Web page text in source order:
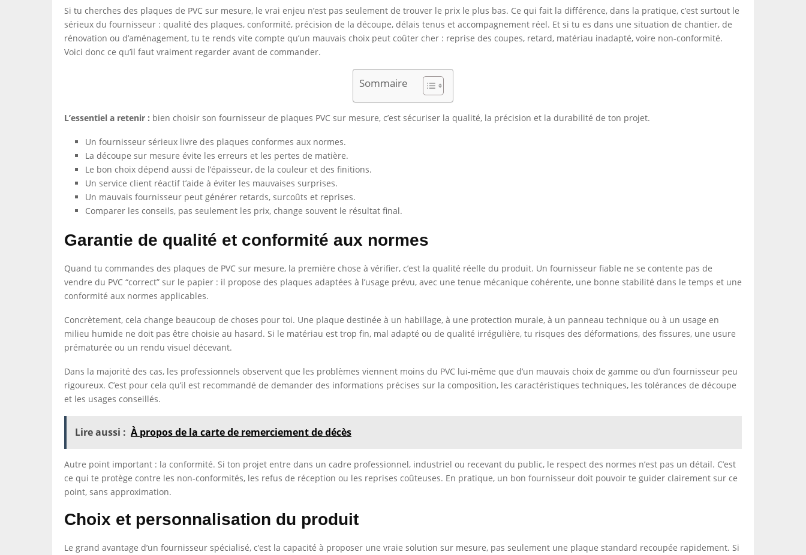
Si tu cherches des plaques de PVC sur mesure, le vrai enjeu n’est pas seulement de trouver le prix le plus bas. Ce qui fait la différence, dans la pratique, c’est surtout le
sérieux du fournisseur : qualité des plaques, conformité, précision de la découpe, délais tenus et accompagnement réel. Et si tu es dans une situation de chantier, de
rénovation ou d’aménagement, tu te rends vite compte qu’un mauvais choix peut coûter cher : reprise des coupes, retard, matériau inadapté, voire non-conformité.
Voici donc ce qu’il faut vraiment regarder avant de commander.
Sommaire
L’essentiel a retenir : bien choisir son fournisseur de plaques PVC sur mesure, c’est sécuriser la qualité, la précision et la durabilité de ton projet.
Un fournisseur sérieux livre des plaques conformes aux normes.
La découpe sur mesure évite les erreurs et les pertes de matière.
Le bon choix dépend aussi de l’épaisseur, de la couleur et des finitions.
Un service client réactif t’aide à éviter les mauvaises surprises.
Un mauvais fournisseur peut générer retards, surcoûts et reprises.
Comparer les conseils, pas seulement les prix, change souvent le résultat final.
Garantie de qualité et conformité aux normes
Quand tu commandes des plaques de PVC sur mesure, la première chose à vérifier, c’est la qualité réelle du produit. Un fournisseur fiable ne se contente pas de
vendre du PVC “correct” sur le papier : il propose des plaques adaptées à l’usage prévu, avec une tenue mécanique cohérente, une bonne stabilité dans le temps et une
conformité aux normes applicables.
Concrètement, cela change beaucoup de choses pour toi. Une plaque destinée à un habillage, à une protection murale, à un panneau technique ou à un usage en
milieu humide ne doit pas être choisie au hasard. Si le matériau est trop fin, mal adapté ou de qualité irrégulière, tu risques des déformations, des fissures, une usure
prématurée ou un rendu visuel décevant.
Dans la majorité des cas, les professionnels observent que les problèmes viennent moins du PVC lui-même que d’un mauvais choix de gamme ou d’un fournisseur peu
rigoureux. C’est pour cela qu’il est recommandé de demander des informations précises sur la composition, les caractéristiques techniques, les tolérances de découpe
et les usages conseillés.
Lire aussi : À propos de la carte de remerciement de décès
Autre point important : la conformité. Si ton projet entre dans un cadre professionnel, industriel ou recevant du public, le respect des normes n’est pas un détail. C’est
ce qui te protège contre les non-conformités, les refus de réception ou les reprises coûteuses. En pratique, un bon fournisseur doit pouvoir te guider clairement sur ce
point, sans approximation.
Choix et personnalisation du produit
Le grand avantage d’un fournisseur spécialisé, c’est la capacité à proposer une vraie solution sur mesure, pas seulement une plaque standard recoupée rapidement. Si